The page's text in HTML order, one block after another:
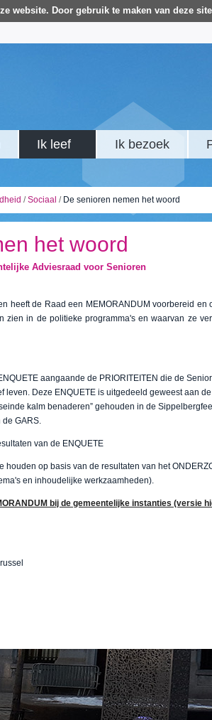
website. Door gebruik te maken van deze
Ik leef Ik bezoek
/Sociaal / De senioren nemen het woord
het woord
Adviesraad voor Senioren
heeft de Raad een MEMORANDUM voorbereid en
zien in de politieke programma's en waarvan ze
aangaande de PRIORITEITEN die de
leven. Deze ENQUETE is uitgedeeld geweest aan
kalm benaderen” gehouden in de
GARS.
van de ENQUETE
houden op basis van de resultaten van het
en inhoudelijke werkzaamheden).
bij de gemeentelijke instanties (versie